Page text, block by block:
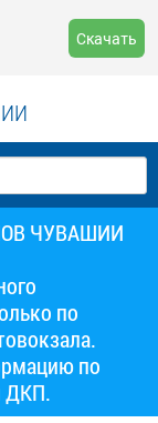
Скачать
ЧУВАШИИ
по
по
ДКП.